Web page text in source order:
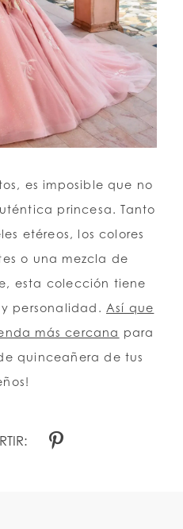
es imposible que no
princesa. Tanto
etéreos, los colores
o una mezcla de
esta colección tiene
personalidad. Así que
más cercana para
quinceañera de tus